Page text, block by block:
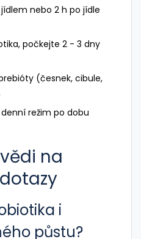
nebo 2 h po jídle
počkejte 2 - 3 dny
(česnek, cibule,
režim po dobu
na
i
půstu?